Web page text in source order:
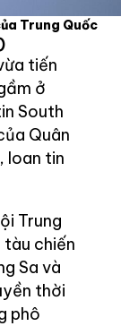
Trung Quốc
tiến
ở
South
Quân
loan tin
Trung
chiến
Sa và
thời
phô